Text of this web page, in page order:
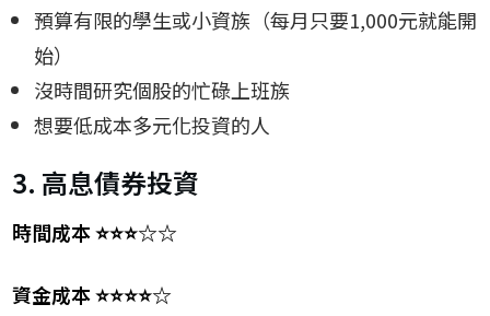
預算有限的學生或小資族（每月只要1,000元就能開
始）
沒時間研究個股的忙碌上班族
想要低成本多元化投資的人
3. 高息債券投資
時間成本 ⭐⭐⭐☆☆
資金成本 ⭐⭐⭐⭐☆